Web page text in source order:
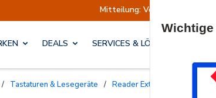
Mitteilung: Versand ausgesetzt
DEALS SERVICES & LÖSUNGEN
/ Tastaturen & Lesegeräte / Reader Extender